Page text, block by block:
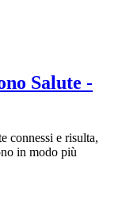
Salute -
connessi e risulta,
in modo più